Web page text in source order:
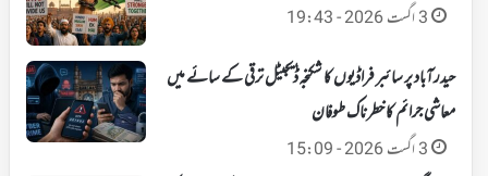
3 اگست 2026 - 19:43
حیدرآباد پر سائبر فراڈیوں کا شکنجہ‘ ڈیجیٹل ترقی کے سائے میں
معاشی جرائم کا خطرناک طوفان
3 اگست 2026 - 15:09